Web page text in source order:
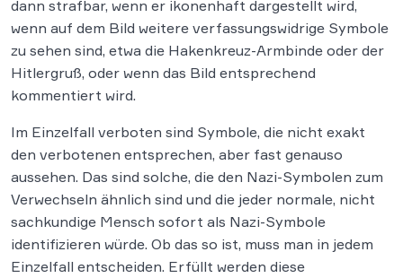
dann strafbar, wenn er ikonenhaft dargestellt wird,
wenn auf dem Bild weitere verfassungswidrige Symbole
zu sehen sind, etwa die Hakenkreuz-Armbinde oder der
Hitlergruß, oder wenn das Bild entsprechend
kommentiert wird.
Im Einzelfall verboten sind Symbole, die nicht exakt
den verbotenen entsprechen, aber fast genauso
aussehen. Das sind solche, die den Nazi-Symbolen zum
Verwechseln ähnlich sind und die jeder normale, nicht
sachkundige Mensch sofort als Nazi-Symbole
identifizieren würde. Ob das so ist, muss man in jedem
Einzelfall entscheiden. Erfüllt werden diese